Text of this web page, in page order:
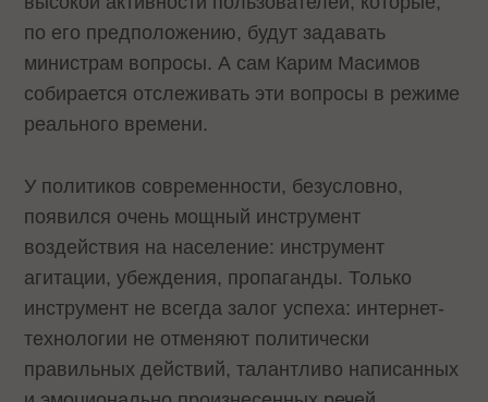
по его предположению, будут задавать
министрам вопросы. А сам Карим Масимов
собирается отслеживать эти вопросы в режиме
реального времени.
У политиков современности, безусловно,
появился очень мощный инструмент
воздействия на население: инструмент
агитации, убеждения, пропаганды. Только
инструмент не всегда залог успеха: интернет-
технологии не отменяют политически
правильных действий, талантливо написанных